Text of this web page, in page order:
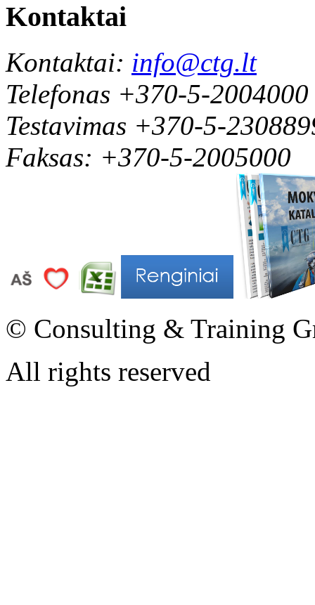
Kontaktai
Kontaktai: info@ctg.lt
Telefonas +370-5-2004000
Testavimas +370-5-
Faksas: +370-5-2005000
© Consulting & Training
All rights reserved